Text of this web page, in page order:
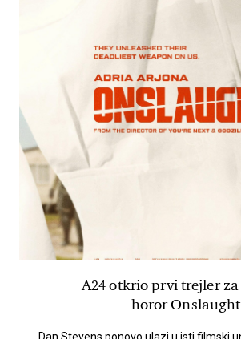
A24 otkrio prvi trejler
horor Onslaught